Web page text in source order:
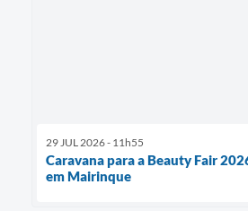
29 JUL 2026 - 11h55
Caravana para a Beauty Fair
em Mairinque